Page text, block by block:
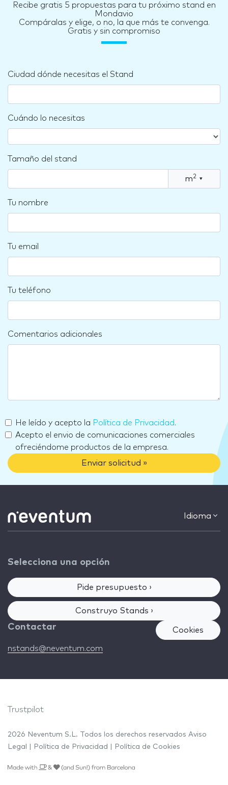
Recibe gratis 5 propuestas para tu próximo stand en
Mondavio
Compáralas y elige, o no, la que más te convenga.
Gratis y sin compromiso
Ciudad dónde necesitas el Stand
Cuándo lo necesitas
Tamaño del stand
m2 ▾
Tu nombre
Tu email
Tu teléfono
Comentarios adicionales
He leído y acepto la Política de Privacidad.
Acepto el envio de comunicaciones comerciales
ofreciéndome productos de la empresa.
Enviar solicitud »
Idioma
Selecciona una opción
Pide presupuesto ›
Construyo Stands ›
Contactar
nstands@neventum.com
Cookies
Trustpilot
2026 Neventum S.L. Todos los derechos reservados Aviso
Legal
Política de Privacidad Política de Cookies